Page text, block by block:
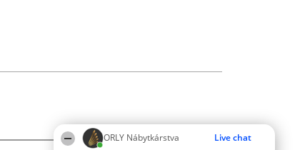
ORLY Nábytkárstva Live chat